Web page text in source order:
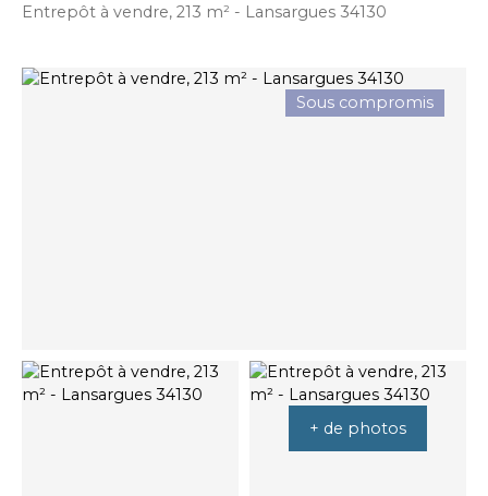
Entrepôt à vendre, 213 m² - Lansargues 34130
Sous compromis
+ de photos